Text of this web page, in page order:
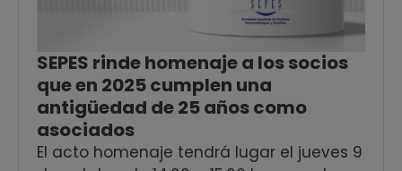
SEPES rinde homenaje a los socios
que en 2025 cumplen una
antigüedad de 25 años como
asociados
El acto homenaje tendrá lugar el jueves 9